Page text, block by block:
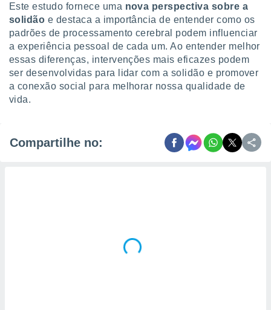
Este estudo fornece uma nova perspectiva sobre a
solidão e destaca a importância de entender como os
padrões de processamento cerebral podem influenciar
a experiência pessoal de cada um. Ao entender melhor
essas diferenças, intervenções mais eficazes podem
ser desenvolvidas para lidar com a solidão e promover
a conexão social para melhorar nossa qualidade de
vida.
Compartilhe no: